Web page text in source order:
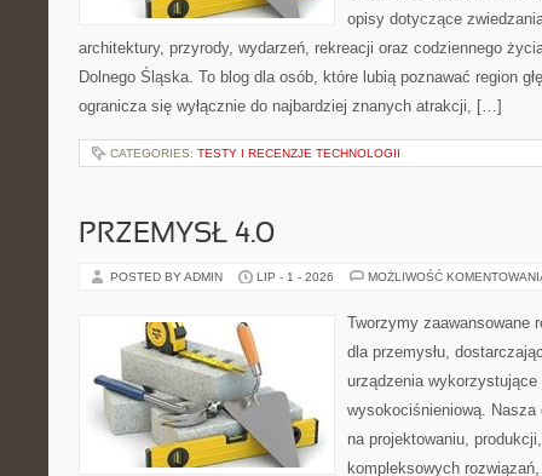
opisy dotyczące
architektury, przyrody, wydarzeń, rekreacji oraz codziennego
Dolnego Śląska. To blog dla osób, które lubią poznawać region
ogranicza się wyłącznie do najbardziej znanych atrakcji, […]
CATEGORIES: TESTY I RECENZJE TECHNOLOGII
PRZEMYSŁ 4.0
POSTED BY ADMIN LIP - 1 - 2026 MOŻLIWOŚĆ
Tworzymy zaawansowane
dla przemysłu,
urządzenia wykorzystujące
wysokociśnieniową. Nasza
na projektowaniu,
kompleksowych